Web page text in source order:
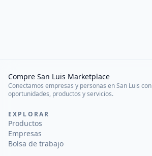
Compre San Luis Marketplace
Conectamos empresas y personas en San Luis con
oportunidades, productos y servicios.
EXPLORAR
Productos
Empresas
Bolsa de trabajo